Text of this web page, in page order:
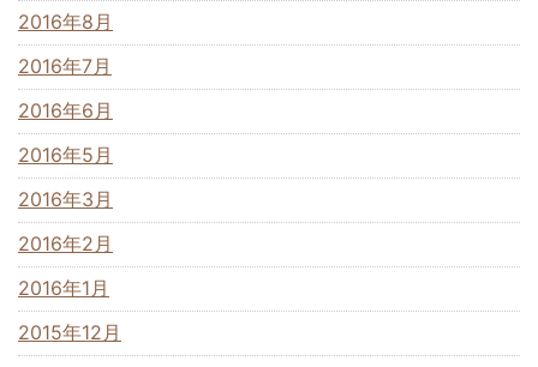
2016年8月
2016年7月
2016年6月
2016年5月
2016年3月
2016年2月
2016年1月
2015年12月